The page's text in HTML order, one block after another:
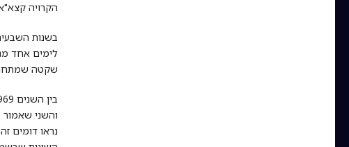
הקרויה
בשנות
לימים אחד
שקטה
והשני
נראו דומים